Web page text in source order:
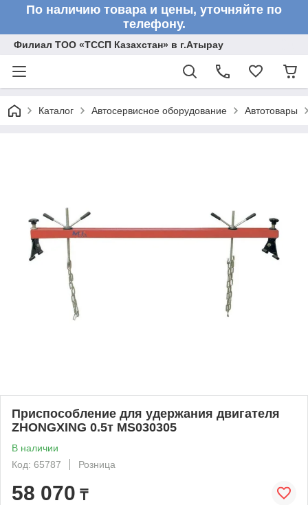
По наличию товара и цены, уточняйте по
телефону.
Филиал ТОО «ТССП Казахстан» в г.Атырау
Каталог Автосервисное оборудование Автотовары
Приспособление для удержания двигателя
ZHONGXING 0.5т MS030305
В наличии
Код: 65787
Розница
58 070 ₸